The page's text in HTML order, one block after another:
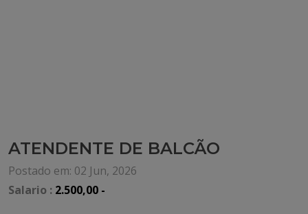
ATENDENTE DE BALCÃO
Postado em: 02 Jun, 2026
Salario : 2.500,00 -